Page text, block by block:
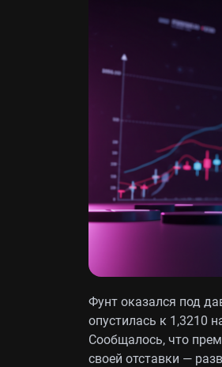
Фунт оказался под
опустилась к 1,3210
Сообщалось, что
своей отставки —